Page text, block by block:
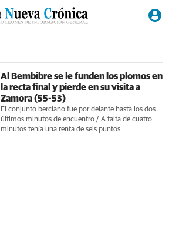
Al Bembibre se le funden los plomos en
la recta final y pierde en su visita a
Zamora (55-53)
El conjunto berciano fue por delante hasta los dos
últimos minutos de encuentro / A falta de cuatro
minutos tenía una renta de seis puntos